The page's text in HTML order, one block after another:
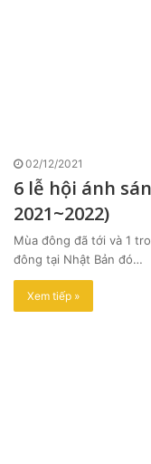
02/12/2021
6 lễ hội ánh
2021~2022)
Mùa đông đã tới và 1
đông tại Nhật Bản đó…
Xem tiếp »